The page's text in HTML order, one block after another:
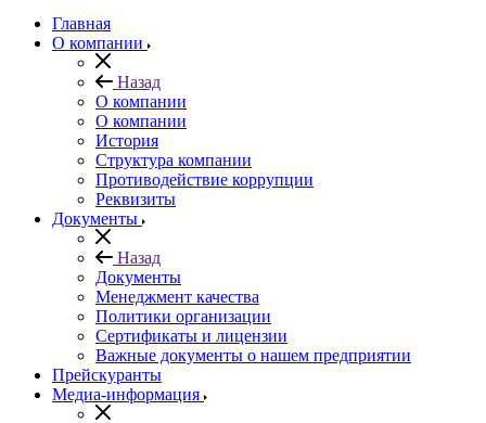
Главная
О компании
Назад
О компании
О компании
История
Структура компании
Противодействие коррупции
Реквизиты
Документы
Назад
Документы
Менеджмент качества
Политики организации
Сертификаты и лицензии
Важные документы о нашем предприятии
Прейскуранты
Медиа-информация